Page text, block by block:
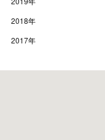
2018年
2017年